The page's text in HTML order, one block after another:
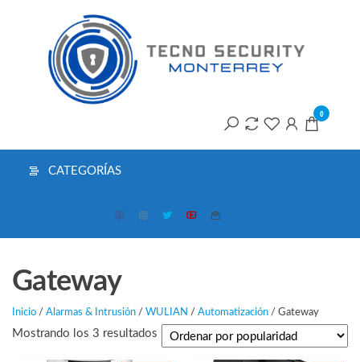
contenido
0
CATEGORÍAS
Gateway
Inicio / Alarmas & Intrusión / WULIAN / Automatización / Gateway
Mostrando los 3 resultados Ordenado
por